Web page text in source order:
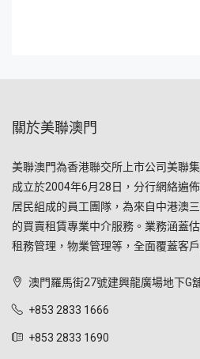
關於美聯澳門
美聯澳門為香港聯交所上市公司美聯
成立於2004年6月28日，分行網絡遍
居民組成的員工團隊，為來自中港澳
的買賣租賃專業中介服務。業務涵蓋
租務管理，物業管理等，全面覆蓋客
澳門羅馬街27號建興龍廣場地下G
+853 2833 1666
+853 2833 1690